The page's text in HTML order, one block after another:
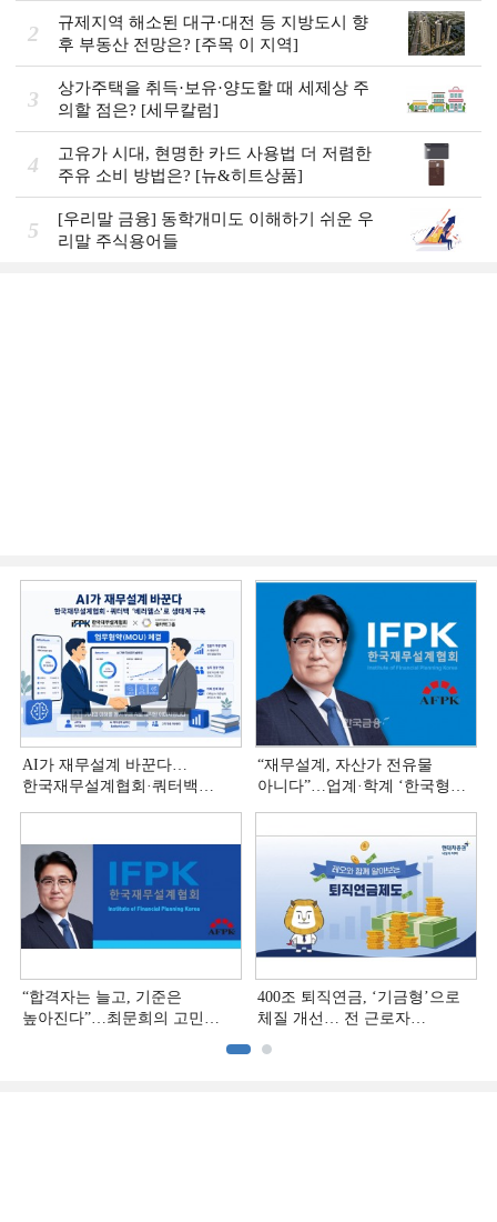
2
규제지역 해소된 대구·대전 등 지방도시 향
후 부동산 전망은? [주목 이 지역]
3
상가주택을 취득·보유·양도할 때 세제상 주
의할 점은? [세무칼럼]
4
고유가 시대, 현명한 카드 사용법 더 저렴한
주유 소비 방법은? [뉴&히트상품]
5
[우리말 금융] 동학개미도 이해하기 쉬운 우
리말 주식용어들
AI가 재무설계 바꾼다…
한국재무설계협회·쿼터백
“재무설계, 자산가 전유물
아니다”…업계·학계 ‘한국형
“합격자는 늘고, 기준은
높아진다”…최문희의 고민
400조 퇴직연금, ‘기금형’으로
체질 개선… 전 근로자